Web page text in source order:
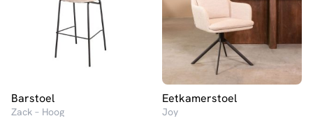
Barstoel
Zack – Hoog
Eetkamerstoel
Joy